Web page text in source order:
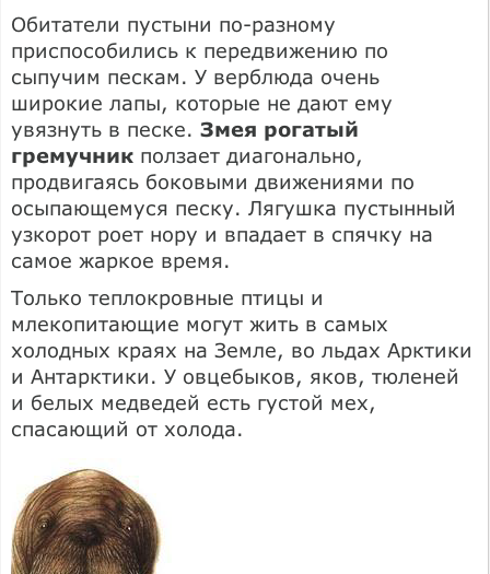
Обитатели пустыни по-разному
приспособились к передвижению по
сыпучим пескам. У верблюда очень
широкие лапы, которые не дают ему
увязнуть в песке. Змея рогатый
гремучник ползает диагонально,
продвигаясь боковыми движениями по
осыпающемуся песку. Лягушка пустынный
узкорот роет нору и впадает в спячку на
самое жаркое время.
Только теплокровные птицы и
млекопитающие могут жить в самых
холодных краях на Земле, во льдах Арктики
и Антарктики. У овцебыков, яков, тюленей
и белых медведей есть густой мех,
спасающий от холода.